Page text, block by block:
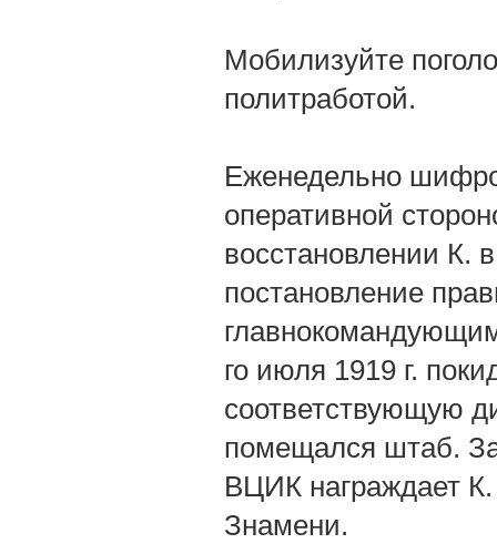
Мобилизуйте
политработой.
Еженедельно
оперативной
восстановлении К.
постановление
го июля 1919 г.
соответствующую
помещался штаб.
ВЦИК награждает
Знамени.